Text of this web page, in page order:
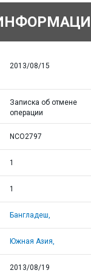
2013/08/15
Записка об отмене
операции
NCO2797
1
1
Бангладеш,
Южная Азия,
2013/08/19